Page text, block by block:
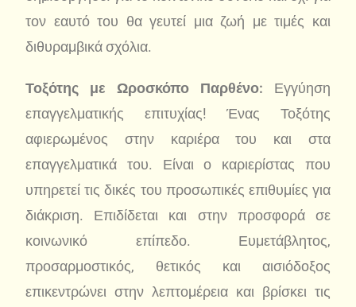
τον εαυτό του θα γευτεί μια ζωή με τιμές και
διθυραμβικά σχόλια.
Τοξότης με Ωροσκόπο Παρθένο: Εγγύηση
επαγγελματικής επιτυχίας! Ένας Τοξότης
αφιερωμένος στην καριέρα του και στα
επαγγελματικά του. Είναι ο καριερίστας που
υπηρετεί τις δικές του προσωπικές επιθυμίες για
διάκριση. Επιδίδεται και στην προσφορά σε
κοινωνικό επίπεδο. Ευμετάβλητος,
προσαρμοστικός, θετικός και αισιόδοξος
επικεντρώνει στην λεπτομέρεια και βρίσκει τις